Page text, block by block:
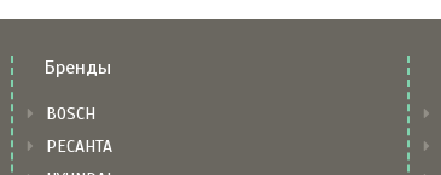
Бренды
BOSCH
РЕСАНТА